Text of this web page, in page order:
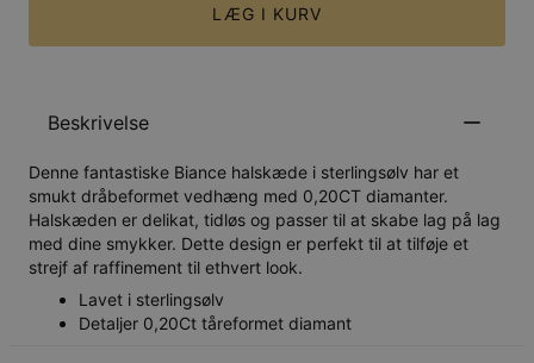
LÆG I KURV
Beskrivelse
Denne fantastiske Biance halskæde i sterlingsølv har et
smukt dråbeformet vedhæng med 0,20CT diamanter.
Halskæden er delikat, tidløs og passer til at skabe lag på lag
med dine smykker. Dette design er perfekt til at tilføje et
strejf af raffinement til ethvert look.
Lavet i sterlingsølv
Detaljer 0,20Ct tåreformet diamant